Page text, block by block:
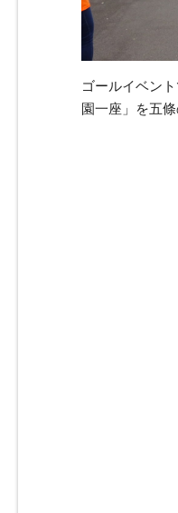
ゴールイベン
園一座」を五